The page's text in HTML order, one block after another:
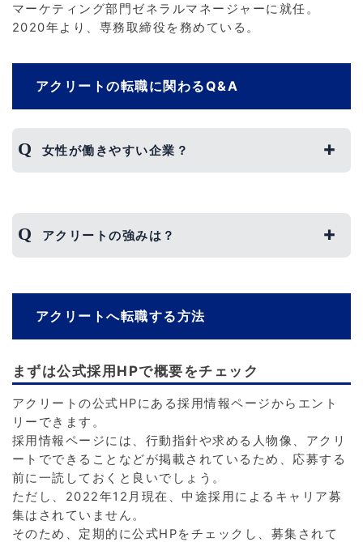
マーケティング部門ゼネラルマネージャーに就任。
2020年より、専務取締役を務めている。
アクリートの転職に関わるQ&A
女性が働きやすい企業？
休育休制度や時差出勤制度が用意されています。
また、女性社員も多く管理職の女性比率も3分の1
を超えており、性差のない評価をしてもらえる企業
アクリートの強みは？
10年以上前から法人向けサービスをはじめたパイ
オニアであり、あらゆる業種やサービスに使用され
り、今後も継続的な成長が見込まれることも強みと
いえるでしょう。
アクリートへ転職する方法
まずは公式採用HPで概要をチェック
アクリートの公式HPにある採用情報ページからエント
リーできます。
採用情報ページには、行動指針や求める人物像、アクリ
ートでできることなどが掲載されているため、応募する
前に一読しておくと良いでしょう。
ただし、2022年12月現在、中途採用によるキャリア募
集はされていません。
そのため、定期的に公式HPをチェックし、募集されて